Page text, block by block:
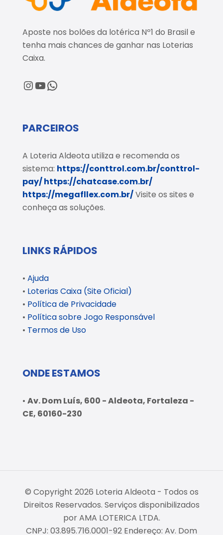
Aposte nos bolões da lotérica Nº1 do Brasil e
tenha mais chances de ganhar nas Loterias
Caixa.
@loteriaaldeota
@loteriaaldeota
Central de Atendimento
PARCEIROS
A Loteria Aldeota utiliza e recomenda os
sistema: https://conttrol.com.br/conttrol-
pay/https://chatcase.com.br/
https://megafllex.com.br/Visite os sites e
conheça as soluções.
LINKS RÁPIDOS
• Ajuda
• Loterias Caixa (Site Oficial)
• Política de Privacidade
• Política sobre Jogo Responsável
• Termos de Uso
ONDE ESTAMOS
• Av. Dom Luís, 600 - Aldeota, Fortaleza -
CE, 60160-230
© Copyright 2026 Loteria Aldeota - Todos os
Direitos Reservados. Serviços disponibilizados
por AMA LOTERICA LTDA.
CNPJ: 03.895.716.0001-92 Endereço: Av. Dom